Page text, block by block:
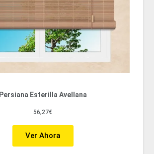
Persiana Esterilla Avellana
56,27€
Ver Ahora